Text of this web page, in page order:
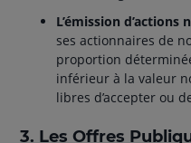
L’émission d’actions
ses actionnaires de
proportion
inférieur à la valeur
libres d’accepter ou
3. Les Offres